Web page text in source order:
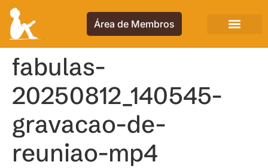
Área de Membros
fabulas-
20250812_140545-
gravacao-de-
reuniao-mp4